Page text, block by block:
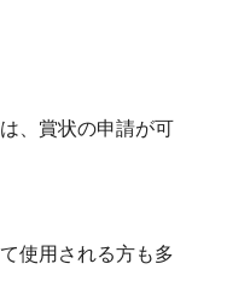
、賞状の申請が可
使用される方も多